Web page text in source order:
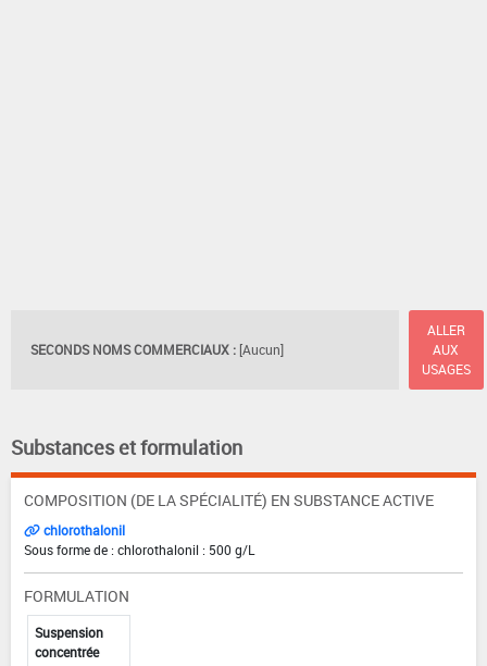
SECONDS NOMS COMMERCIAUX : [Aucun]
ALLER
AUX
USAGES
Substances et formulation
COMPOSITION (DE LA SPÉCIALITÉ) EN SUBSTANCE ACTIVE
chlorothalonil
Sous forme de : chlorothalonil : 500 g/L
FORMULATION
Suspension
concentrée